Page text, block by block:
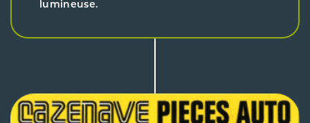
lumineuse.